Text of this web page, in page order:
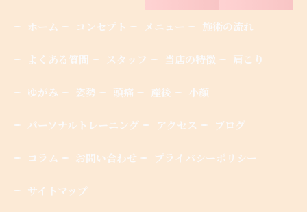
ホーム コンセプト メニュー 施術の流れ
よくある質問 スタッフ 当店の特徴 肩こり
ゆがみ 姿勢 頭痛 産後 小顔
パーソナルトレーニング アクセス ブログ
コラム お問い合わせ プライバシーポリシー
サイトマップ